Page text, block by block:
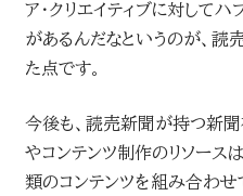
ア・クリエイティブに対して
があるんだなというのが、読
た点です。
今後も、読売新聞が持つ新
やコンテンツ制作のリソース
類のコンテンツを組み合わせ